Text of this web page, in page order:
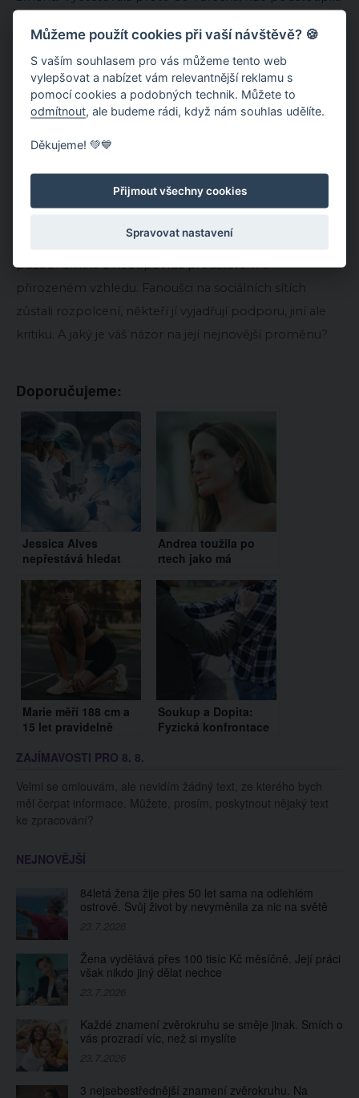
Můžeme použít cookies při vaší návštěvě? 🍪
S vaším souhlasem pro vás můžeme tento web
vylepšovat a nabízet vám relevantnější reklamu s
pomocí cookies a podobných technik. Můžete to
odmítnout , ale budeme rádi, když nám souhlas udělíte.
Děkujeme! 💚💙
Přijmout všechny cookies
Spravovat nastavení
přirozenějšího vzhledu. Součástí tohoto procesu bylo i
rozpuštění všech výplní ve tváři, což mělo
symbolizovat její odklon od umělého vzhledu. Přestože
doufala v jemnější rysy a omlazený výraz, realita byla
Jessica si myslela, že bude po zákroku ve tváři vypadat
mladistvěji a svěžeji, ale podle reakcí fanoušků a médií
očekávala. I přes rozpuštění výplní její obličej stále
působí uměle a neodpovídá představám o
přirozeném vzhledu. Fanoušci na sociálních sítích
zůstali rozpolcení, někteří jí vyjadřují podporu, jiní ale
kritiku. A jaký je váš názor na její nejnovější proměnu?
Doporučujeme:
Jessica Alves
nepřestává hledat
sebou další operaci a
vyhlíží muže snů
Andrea toužila po
rtech jako má
Malinko to přehnala
Marie měří 188 cm a
15 let pravidelně
platí za to, aby je
Soukup a Dopita:
Fyzická konfrontace
ZAJÍMAVOSTI PRO 8. 8.
Velmi se omlouvám, ale nevidím žádný text, ze kterého bych
měl čerpat informace. Můžete, prosím, poskytnout nějaký text
ke zpracování?
NEJNOVĚJŠÍ
84letá žena žije přes 50 let sama na odlehlém
ostrově. Svůj život by nevyměnila za nic na světě
Žena vydělává přes 100 tisíc Kč měsíčně. Její práci
však nikdo jiný dělat nechce
Každé znamení zvěrokruhu se směje jinak. Smích o
vás prozradí víc, než si myslíte
3 nejsebestřednější znamení zvěrokruhu. Na